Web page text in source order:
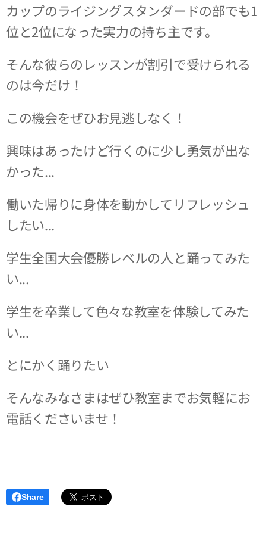
カップのライジングスタンダードの部でも1
位と2位になった実力の持ち主です。
そんな彼らのレッスンが割引で受けられる
のは今だけ！
この機会をぜひお見逃しなく！
興味はあったけど行くのに少し勇気が出な
かった...
働いた帰りに身体を動かしてリフレッシュ
したい...
学生全国大会優勝レベルの人と踊ってみた
い...
学生を卒業して色々な教室を体験してみた
い...
とにかく踊りたい❗❗❗
そんなみなさまはぜひ教室までお気軽にお
電話くださいませ！
Share